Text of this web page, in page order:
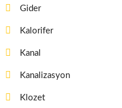
Gider
Kalorifer
Kanal
Kanalizasyon
Klozet